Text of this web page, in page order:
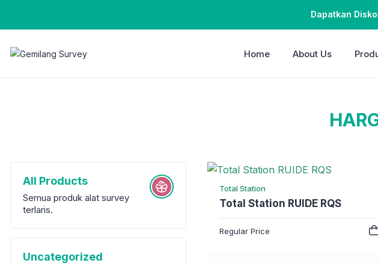
Dapatkan
Home About Us
All Products
Semua produk alat survey
terlaris.
Uncategorized
Total Station
Total Station RUIDE RQS
Regular Price